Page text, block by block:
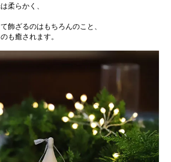
柔らかく、
飾ざるのはもちろんのこと、
も癒されます。